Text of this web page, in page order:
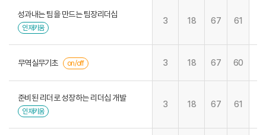
성과내는 팀을 만드는 팀장리더십
인재키움
3 18 67 61
무역실무기초 on/off 3 18 67 60
준비된 리더로 성장하는 리더십 개발
인재키움
3 18 67 61